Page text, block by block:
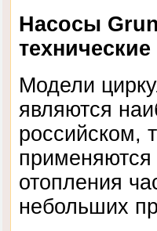
Насосы
Модели
являются
российском,
применяются
отопления
небольших